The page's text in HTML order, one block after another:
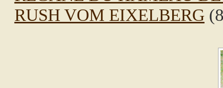
RUSH VOM EIXELBERG